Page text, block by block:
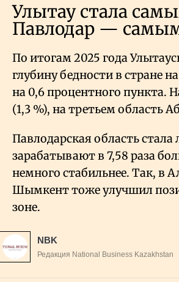
Улытау стала
Павлодар —
По итогам 2025 года
глубину бедности в стране
на 0,6 процентного пункта.
(1,3 %), на третьем область
Павлодарская область
зарабатывают в 7,58 раза
немного стабильнее. Так, в
Шымкент тоже улучшил
зоне.
NBK
Редакция National Business Kazakhstan